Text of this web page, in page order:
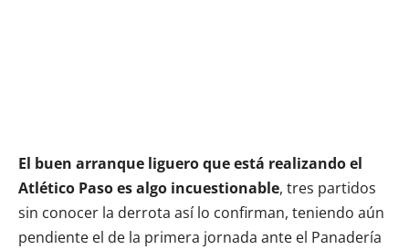
El buen arranque liguero que está realizando el
Atlético Paso es algo incuestionable, tres partidos
sin conocer la derrota así lo confirman, teniendo aún
pendiente el de la primera jornada ante el Panadería